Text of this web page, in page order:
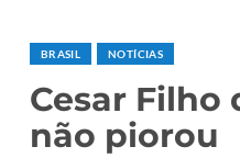
BRASIL NOTÍCIAS
Cesar Filho
não piorou